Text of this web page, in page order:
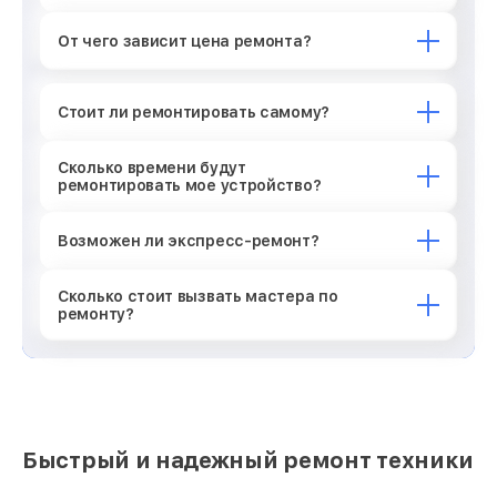
От чего зависит цена ремонта?
Стоит ли ремонтировать самому?
Сколько времени будут
ремонтировать мое устройство?
Возможен ли экспресс-ремонт?
Сколько стоит вызвать мастера по
ремонту?
Быстрый и надежный ремонт техники